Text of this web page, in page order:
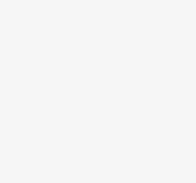
polyester. Het rib
spandex. Het